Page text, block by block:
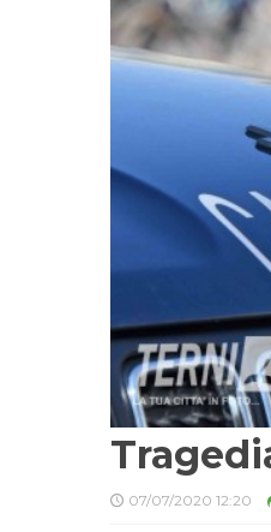
07/07/2020 12:20